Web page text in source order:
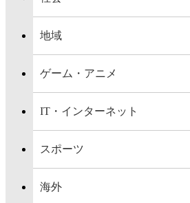
地域
ゲーム・アニメ
IT・インターネット
スポーツ
海外